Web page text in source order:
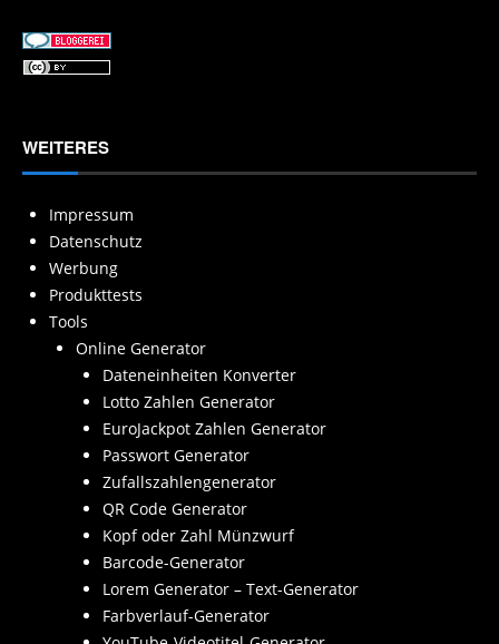
WEITERES
Impressum
Datenschutz
Werbung
Produkttests
Tools
Online Generator
Dateneinheiten Konverter
Lotto Zahlen Generator
EuroJackpot Zahlen Generator
Passwort Generator
Zufallszahlengenerator
QR Code Generator
Kopf oder Zahl Münzwurf
Barcode-Generator
Lorem Generator – Text-Generator
Farbverlauf-Generator